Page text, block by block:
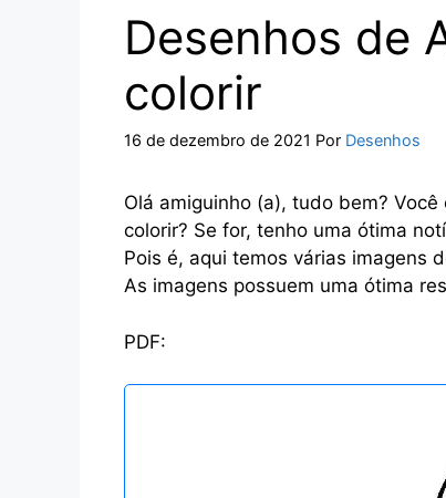
Desenhos de
colorir
16 de dezembro de 2021 Por Desenhos
Olá amiguinho (a), tudo bem?
colorir? Se for, tenho uma ótima
Pois é, aqui temos várias imagens
As imagens possuem uma ótima
PDF: